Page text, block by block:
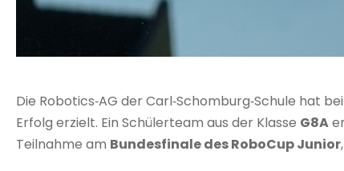
Die Robotics‑AG der Carl‑Schomburg‑Schule hat
Erfolg erzielt. Ein Schülerteam aus der Klasse G8A
Teilnahme am Bundesfinale des RoboCup Junior